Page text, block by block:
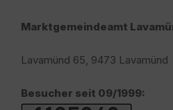
Marktgemeindeamt
Lavamünd 65, 9473 Lavamünd
Besucher seit 09/1999: